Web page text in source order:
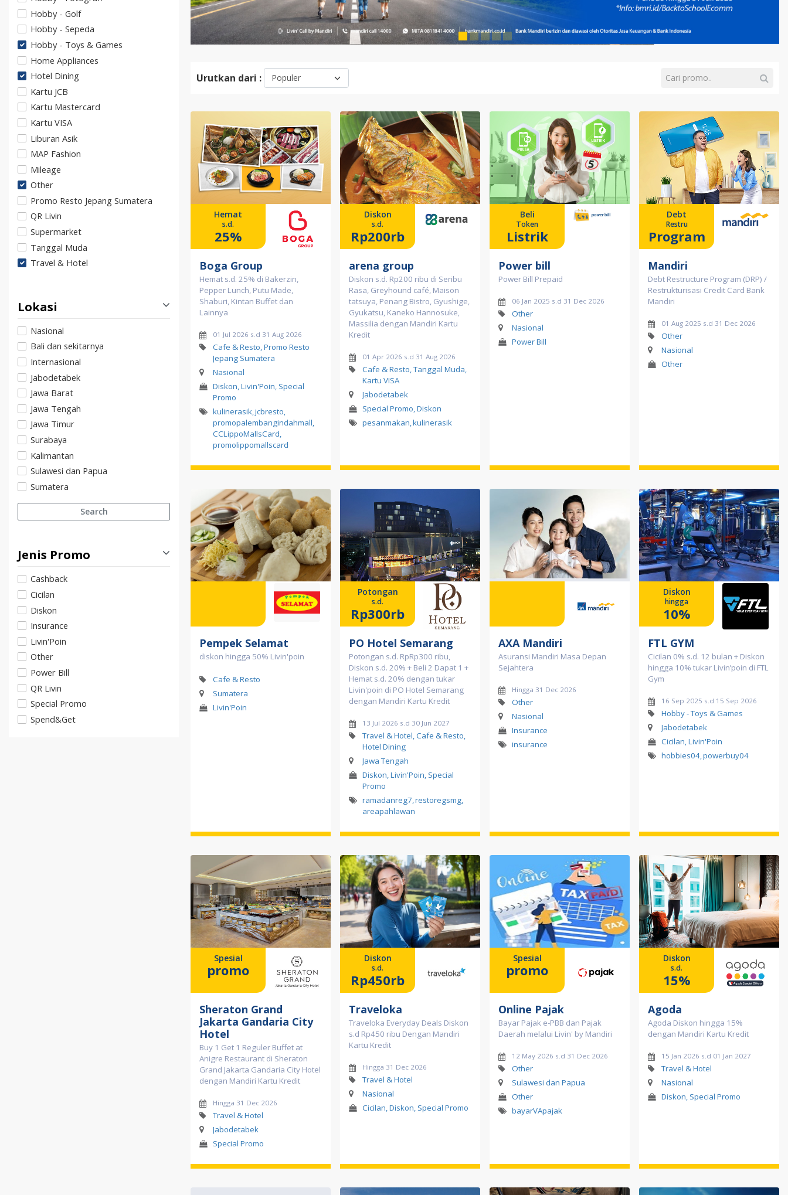
Hobby - Golf
Hobby - Sepeda
Hobby - Toys & Games
Home Appliances
Hotel Dining
Kartu JCB
Kartu Mastercard
Kartu VISA
Liburan Asik
MAP Fashion
Mileage
Other
Promo Resto Jepang Sumatera
QR Livin
Supermarket
Tanggal Muda
Travel & Hotel
Lokasi
Nasional
Bali dan sekitarnya
Internasional
Jabodetabek
Jawa Barat
Jawa Tengah
Jawa Timur
Surabaya
Kalimantan
Sulawesi dan Papua
Sumatera
Search
Jenis Promo
Cashback
Cicilan
Diskon
Insurance
Livin'Poin
Other
Power Bill
QR Livin
Special Promo
Spend&Get
Urutkan dari :
Hemat
s.d.
25%
Boga Group
Hemat s.d. 25% di Bakerzin,
Pepper Lunch, Putu Made,
Shaburi, Kintan Buffet dan
Lainnya
01 Jul 2026 s.d 31 Aug 2026
Cafe & Resto, Promo Resto
Jepang Sumatera
Nasional
Diskon, Livin'Poin, Special
Promo
kulinerasik,jcbresto,
promopalembangindahmall,
CCLippoMallsCard,
promolippomallscard
Diskon
s.d.
Rp200rb
arena group
Diskon s.d. Rp200 ribu di Seribu
Rasa, Greyhound café, Maison
tatsuya, Penang Bistro, Gyushige,
Gyukatsu, Kaneko Hannosuke,
Massilia dengan Mandiri Kartu
Kredit
01 Apr 2026 s.d 31 Aug 2026
Cafe & Resto, Tanggal Muda,
Kartu VISA
Jabodetabek
Special Promo, Diskon
pesanmakan,kulinerasik
Beli
Token
Listrik
Power bill
Power Bill Prepaid
06 Jan 2025 s.d 31 Dec 2026
Other
Nasional
Power Bill
Debt
Restru
Program
Mandiri
Debt Restructure Program (DRP) /
Restrukturisasi Credit Card Bank
Mandiri
01 Aug 2025 s.d 31 Dec 2026
Other
Nasional
Other
Pempek Selamat
diskon hingga 50% Livin'poin
Cafe & Resto
Sumatera
Livin'Poin
Potongan
s.d.
Rp300rb
PO Hotel Semarang
Potongan s.d. RpRp300 ribu,
Diskon s.d. 20% + Beli 2 Dapat 1 +
Hemat s.d. 20% dengan tukar
Livin'poin di PO Hotel Semarang
dengan Mandiri Kartu Kredit
13 Jul 2026 s.d 30 Jun 2027
Travel & Hotel, Cafe & Resto,
Hotel Dining
Jawa Tengah
Diskon, Livin'Poin, Special
Promo
ramadanreg7,restoregsmg,
areapahlawan
AXA Mandiri
Asuransi Mandiri Masa Depan
Sejahtera
Hingga 31 Dec 2026
Other
Nasional
Insurance
insurance
Diskon
hingga
10%
FTL GYM
Cicilan 0% s.d. 12 bulan + Diskon
hingga 10% tukar Livin’poin di FTL
Gym
16 Sep 2025 s.d 15 Sep 2026
Hobby - Toys & Games
Jabodetabek
Cicilan, Livin'Poin
hobbies04,powerbuy04
Spesial
promo
Sheraton Grand
Jakarta Gandaria City
Hotel
Buy 1 Get 1 Reguler Buffet at
Anigre Restaurant di Sheraton
Grand Jakarta Gandaria City Hotel
dengan Mandiri Kartu Kredit
Hingga 31 Dec 2026
Travel & Hotel
Jabodetabek
Special Promo
Diskon
s.d.
Rp450rb
Traveloka
Traveloka Everyday Deals Diskon
s.d Rp450 ribu Dengan Mandiri
Kartu Kredit
Hingga 31 Dec 2026
Travel & Hotel
Nasional
Cicilan, Diskon, Special Promo
Spesial
promo
Online Pajak
Bayar Pajak e-PBB dan Pajak
Daerah melalui Livin' by Mandiri
12 May 2026 s.d 31 Dec 2026
Other
Sulawesi dan Papua
Other
bayarVApajak
Diskon
s.d.
15%
Agoda
Agoda Diskon hingga 15%
dengan Mandiri Kartu Kredit
15 Jan 2026 s.d 01 Jan 2027
Travel & Hotel
Nasional
Diskon, Special Promo